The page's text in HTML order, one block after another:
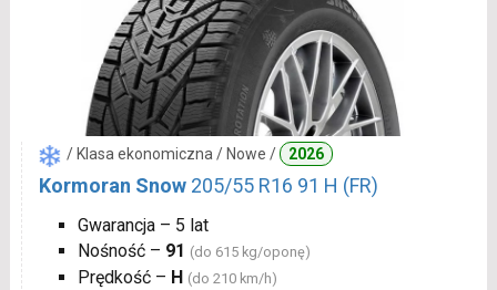
/ Klasa ekonomiczna / Nowe / 2026
Kormoran Snow 205/55 R16 91 H (FR)
Gwarancja – 5 lat
Nośność – 91 (do 615 kg/oponę)
Prędkość – H (do 210 km/h)